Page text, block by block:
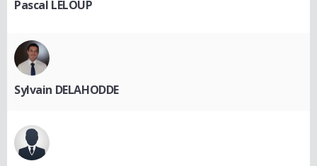
Pascal LELOUP
Sylvain DELAHODDE